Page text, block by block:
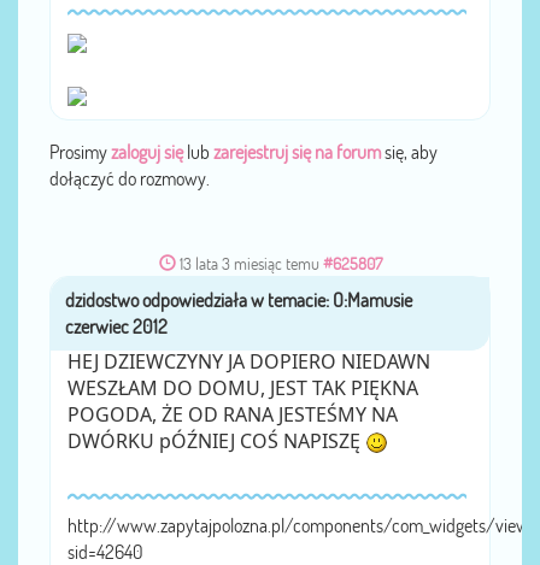
Prosimyzaloguj sięlub zarejestruj się na forumsię, aby
dołączyć do rozmowy.
13 lata 3 miesiąc temu #625807
przezdzidostwo
HEJ DZIEWCZYNY JA DOPIERO NIEDAWN
WESZŁAM DO DOMU, JEST TAK PIĘKNA
POGODA, ŻE OD RANA JESTEŚMY NA
DWÓRKU pÓŹNIEJ COŚ NAPISZĘ
http://www.zapytajpolozna.pl/components/com_widgets/
sid=42640